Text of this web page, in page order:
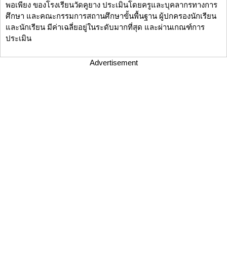
พอเพียง ของโรงเรียนวัดคูยาง ประเมินโดยครูและบุคลากรทางการ
ศึกษา และคณะกรรมการสถานศึกษาขั้นพื้นฐาน ผู้ปกครองนักเรียน
และนักเรียน มีค่าเฉลี่ยอยู่ในระดับมากที่สุด และผ่านเกณฑ์การ
ประเมิน
Advertisement